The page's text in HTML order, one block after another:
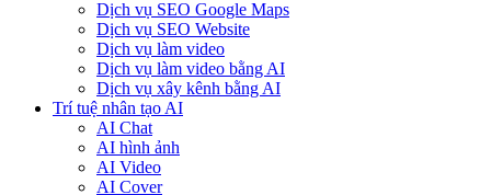
Dịch vụ SEO Google Maps
Dịch vụ SEO Website
Dịch vụ làm video
Dịch vụ làm video bằng AI
Dịch vụ xây kênh bằng AI
Trí tuệ nhân tạo AI
AI Chat
AI hình ảnh
AI Video
AI Cover